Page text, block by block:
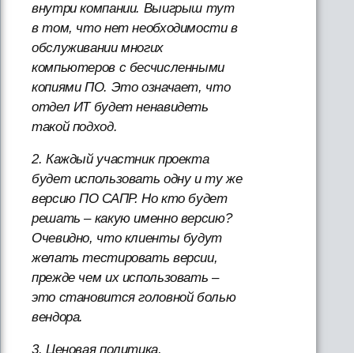
внутри компании. Выигрыш тут
в том, что нет необходимости в
обслуживании многих
компьютеров с бесчисленными
копиями ПО. Это означает, что
отдел ИТ будет ненавидеть
такой подход.
2. Каждый участник проекта
будет использовать одну и ту же
версию ПО САПР. Но кто будет
решать – какую именно версию?
Очевидно, что клиенты будут
желать тестировать версии,
прежде чем их использовать –
это становится головной болью
вендора.
3. Ценовая политика,